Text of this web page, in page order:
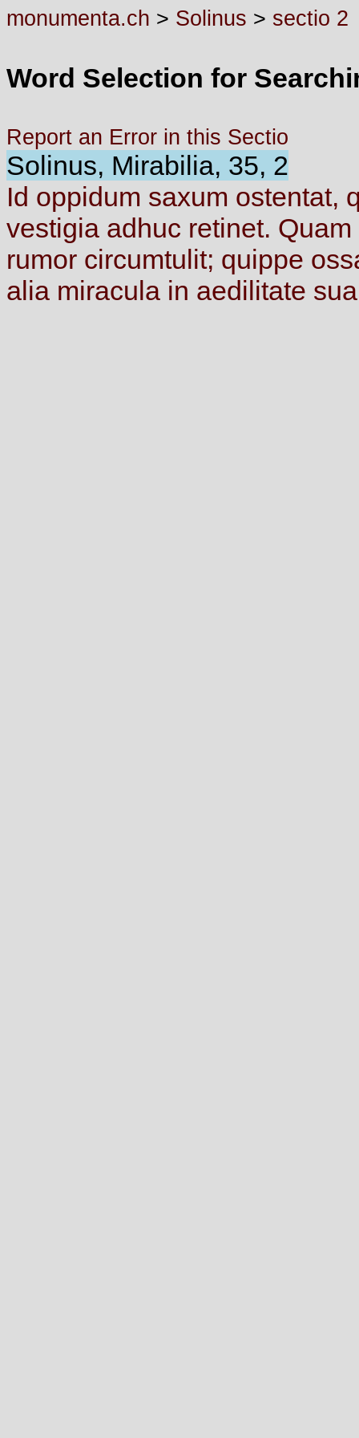
monumenta.ch > Solinus > sectio 2
Word Selection for
Report an Error in this Sectio
Solinus, Mirabilia, 35, 2
Id oppidum saxum ostentat,
vestigia adhuc retinet. Quam
rumor circumtulit; quippe
alia miracula in aedilitate